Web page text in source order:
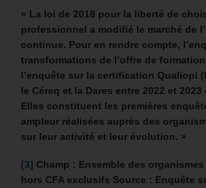
« La loi de 2018 pour la liberté de
professionnel a modifié le marché de
continue. Pour en rendre compte,
transformations de l’offre de formation
l’enquête sur la certification Qualiopi
le Céreq et la Dares entre 2022 et
Elles constituent les premières
ampleur réalisées auprès des
sur leur activité et leur évolution. »
[3] Champ : Ensemble des
hors CFA exclusifs Source : Enquête